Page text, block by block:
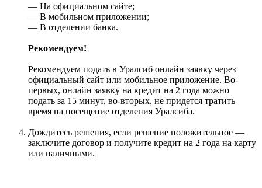
— На официальном сайте;
— В мобильном приложении;
— В отделении банка.
Рекомендуем!
Рекомендуем подать в Уралсиб онлайн заявку через
официальный сайт или мобильное приложение. Во-
первых, онлайн заявку на кредит на 2 года можно
подать за 15 минут, во-вторых, не придется тратить
время на посещение отделения Уралсиба.
Дождитесь решения, если решение положительное —
заключите договор и получите кредит на 2 года на карту
или наличными.